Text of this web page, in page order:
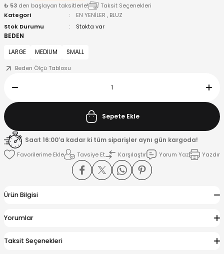
₺ 53 den başlayan taksitlerle!
Taksit Seçenekleri
Kategori
EN YENİLER , BLUZ
Stok Durumu
Stokta var
BEDEN
LARGE
MEDİUM
SMALL
Beden Ölçü Tablosu
Sepete Ekle
Saat 16:00’a kadar ki tüm siparişler aynı gün kargoda!
Tavsiye Et
Karşılaştır Yorum Yaz Yazdır
Ürün Bilgisi
Yorumlar
Taksit Seçenekleri